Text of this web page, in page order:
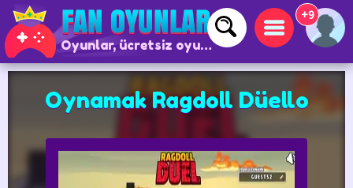
Oyunlar, ücretsiz oyunlar ve çevrimiçi oyunlar
+9
Oynamak Ragdoll Düello